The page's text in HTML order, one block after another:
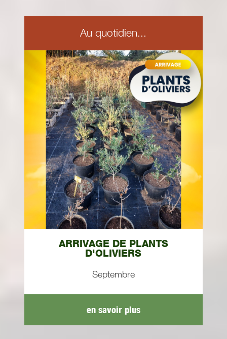
Au quotidien...
ARRIVAGE DE PLANTS
D'OLIVIERS
Septembre
en savoir plus